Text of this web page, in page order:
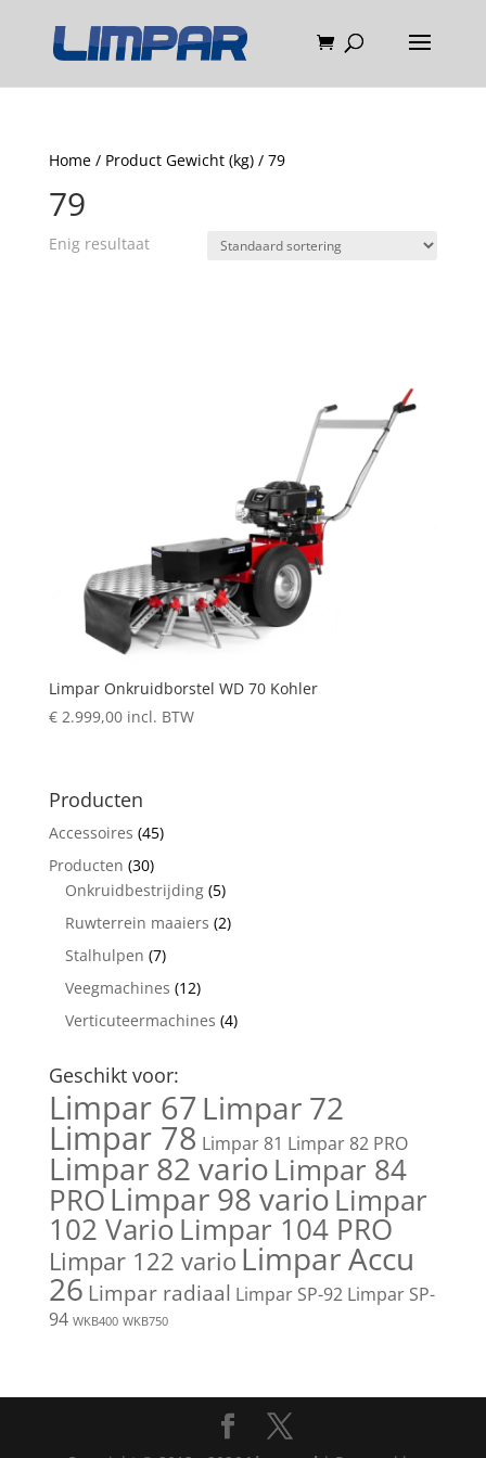
Home/ Product Gewicht (kg) / 79
79
Enig resultaat
Limpar Onkruidborstel WD 70 Kohler
€2.999,00 incl. BTW
Producten
Accessoires (45)
Producten (30)
Onkruidbestrijding (5)
Ruwterrein maaiers (2)
Stalhulpen (7)
Veegmachines (12)
Verticuteermachines (4)
Geschikt voor:
Limpar 67 Limpar 72
Limpar 78 Limpar 81 Limpar 82 PRO
Limpar 82 varioLimpar 84
PROLimpar 98 varioLimpar
102 VarioLimpar 104 PRO
Limpar 122 vario Limpar Accu
26 Limpar radiaal Limpar SP-92 Limpar SP-
94 WKB400 WKB750